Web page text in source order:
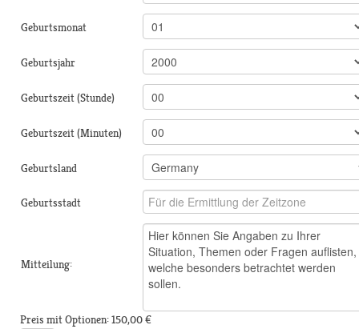
Geburtsmonat
Geburtsjahr
Geburtszeit (Stunde)
Geburtszeit (Minuten)
Geburtsland
Geburtsstadt
Mitteilung:
Preis mit Optionen:150,00 €